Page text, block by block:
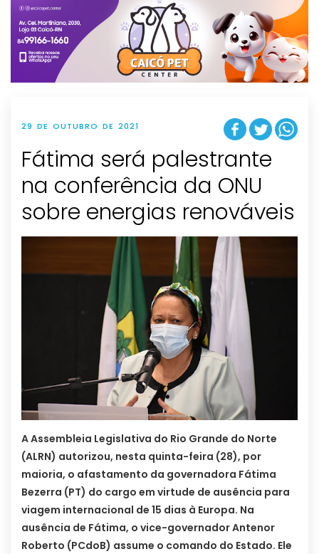
g
t
i
o
n
29 DE OUTUBRO DE 2021
Fátima será palestrante
na conferência da ONU
sobre energias renováveis
A Assembleia Legislativa do Rio Grande do Norte
(ALRN) autorizou, nesta quinta-feira (28), por
maioria, o afastamento da governadora Fátima
Bezerra (PT) do cargo em virtude de ausência para
viagem internacional de 15 dias à Europa. Na
ausência de Fátima, o vice-governador Antenor
Roberto (PCdoB) assume o comando do Estado. Ele